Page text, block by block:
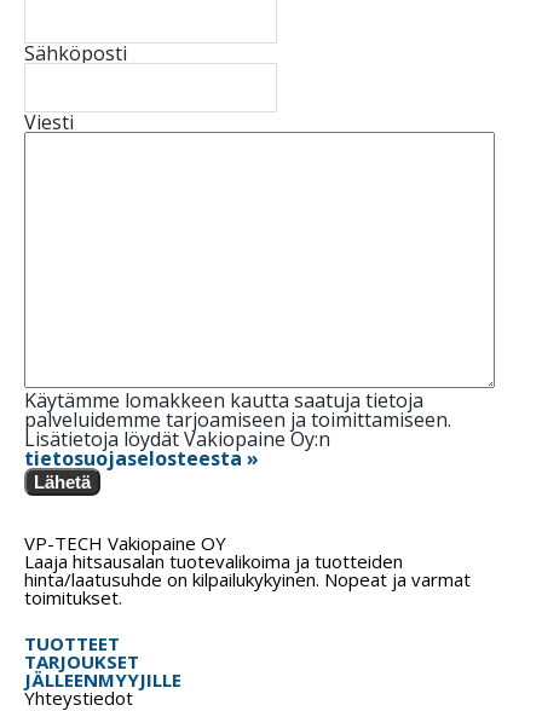
Sähköposti
Viesti
Käytämme lomakkeen kautta saatuja tietoja
palveluidemme tarjoamiseen ja toimittamiseen.
Lisätietoja löydät Vakiopaine Oy:n
tietosuojaselosteesta »
Lähetä
VP-TECH Vakiopaine OY
Laaja hitsausalan tuotevalikoima ja tuotteiden
hinta/laatusuhde on kilpailukykyinen. Nopeat ja varmat
toimitukset.
TUOTTEET
TARJOUKSET
JÄLLEENMYYJILLE
Yhteystiedot